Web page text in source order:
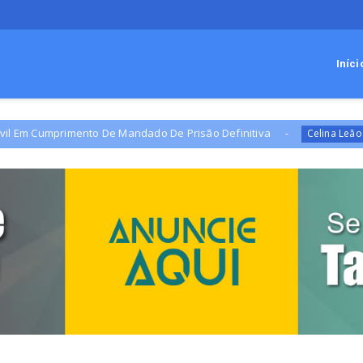
De Mandado De Prisão Definitiva Celina Leão Campanha